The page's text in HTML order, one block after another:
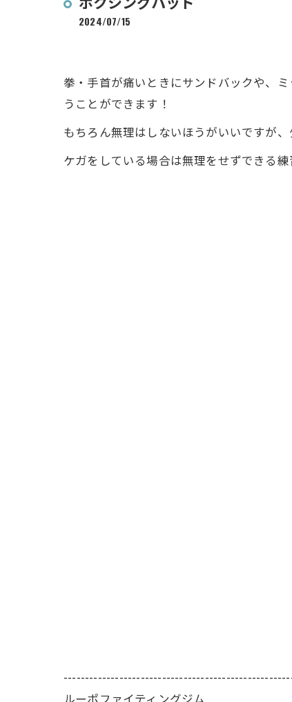
2024/07/15
拳・手首が痛いときにサンドバックや、
うことができます！
もちろん無理はしないほうがいいですが
ケガをしている場合は無理をせずできる練
ルーポファイティングジム